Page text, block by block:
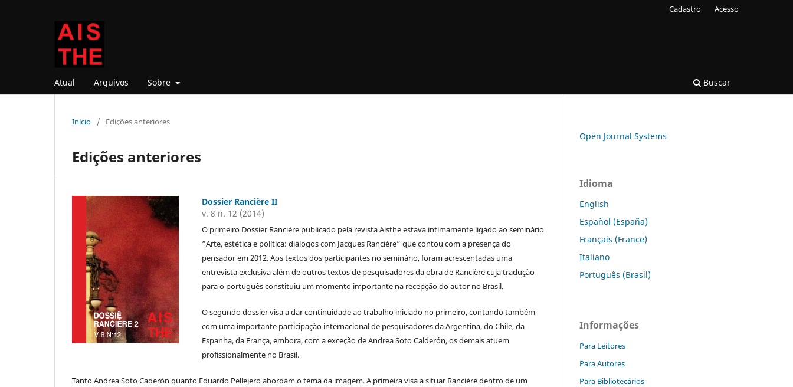
Atual Arquivos Sobre Buscar
Cadastro Acesso
Início / Edições anteriores
Edições anteriores
Dossier Rancière II
v. 8 n. 12 (2014)
O primeiro Dossier Rancière publicado pela revista Aisthe estava intimamente ligado ao seminário
“Arte, estética e política: diálogos com Jacques Rancière” que contou com a presença do
pensador em 2012. Aos textos dos participantes no seminário, foram acrescentadas uma
entrevista exclusiva além de outros textos de pesquisadores da obra de Rancière cuja tradução
para o português constituiu um momento importante na recepção do autor no Brasil.
O segundo dossier visa a dar continuidade ao trabalho iniciado no primeiro, contando também
com uma importante participação internacional de pesquisadores da Argentina, do Chile, da
Espanha, da França, embora, com a exceção de Andrea Soto Calderón, os demais atuem
profissionalmente no Brasil.
Tanto Andrea Soto Caderón quanto Eduardo Pellejero abordam o tema da imagem. A primeira visa a situar Rancière dentro de um
Open Journal Systems
Idioma
English
Español (España)
Français (France)
Italiano
Português (Brasil)
Informações
Para Leitores
Para Autores
Para Bibliotecários